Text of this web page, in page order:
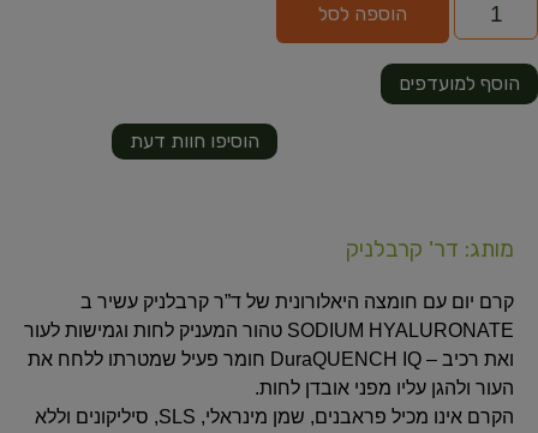
הוספה לסל
הוסיפו חוות דעת
הוסף למועדפים
מותג: דר' קרבלניק
קרם יום עם חומצה היאלורונית של ד”ר קרבלניק עשיר ב
SODIUM HYALURONATE טהור המעניק לחות וגמישות לעור
ואת רכיב – DuraQUENCH IQ חומר פעיל שמטרתו ללחח את
העור ולהגן עליו מפני אובדן לחות.
הקרם אינו מכיל פראבנים, שמן מינראלי, SLS, סיליקונים וללא